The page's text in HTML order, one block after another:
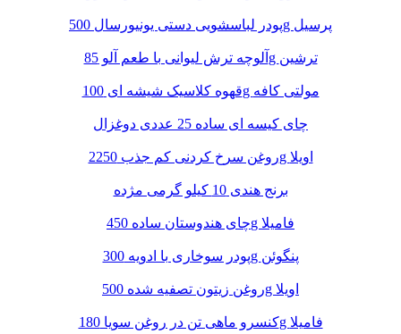
پودر لباسشویی دستی یونیورسال 500g پرسیل
آلوچه ترش لیوانی با طعم آلو 85g ترشین
قهوه کلاسیک شیشه ای 100g مولتی کافه
چای کیسه ای ساده 25 عددی دوغزال
روغن سرخ کردنی کم جذب 2250g اویلا
برنج هندی 10 کیلو گرمی مژده
چای هندوستان ساده 450g فامیلا
پودر سوخاری با ادویه 300g پنگوئن
روغن زیتون تصفیه شده 500g اویلا
کنسرو ماهی تن در روغن سویا 180g فامیلا